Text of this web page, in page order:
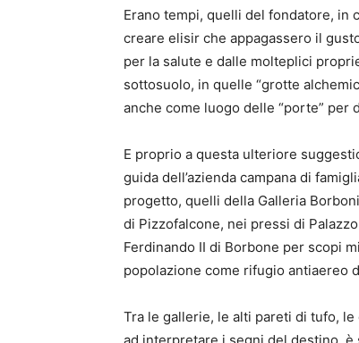
Erano tempi, quelli del fondatore, in
creare elisir che appagassero il
per la salute e dalle molteplici
sottosuolo, in quelle “grotte
anche come luogo delle “porte” per
E proprio a questa ulteriore
guida dell’azienda campana di
progetto, quelli della Galleria
di Pizzofalcone, nei pressi di
Ferdinando II di Borbone per scopi
popolazione come rifugio antiaereo
Tra le gallerie, le alti pareti di tufo,